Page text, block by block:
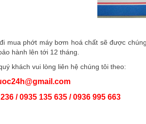
mua phớt máy bơm hoá chất sẽ được
hành lên tới 12 tháng.
khách vui lòng liên hệ chúng tôi theo:
/ 0935 135 635 / 0936 995 663